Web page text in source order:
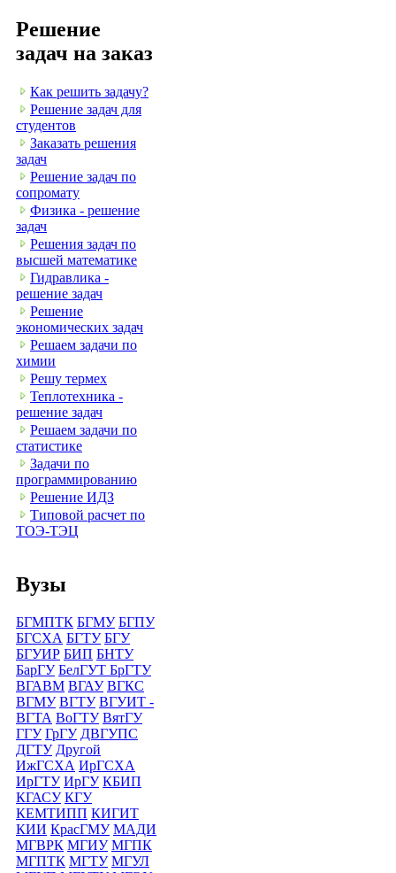
Решение
задач на заказ
Как решить задачу?
Решение задач для
студентов
Заказать решения
задач
Решение задач по
сопромату
Физика - решение
задач
Решения задач по
высшей математике
Гидравлика -
решение задач
Решение
экономических задач
Решаем задачи по
химии
Решу термех
Теплотехника -
решение задач
Решаем задачи по
статистике
Задачи по
программированию
Решение ИДЗ
Типовой расчет по
ТОЭ-ТЭЦ
Вузы
БГМПТК БГМУ БГПУ
БГСХА БГТУ БГУ
БГУИР БИП БНТУ
БарГУ БелГУТ БрГТУ
ВГАВМ ВГАУ ВГКС
ВГМУ ВГТУ ВГУИТ -
ВГТА ВоГТУ ВятГУ
ГГУ ГрГУ ДВГУПС
ДГТУ Другой
ИжГСХА ИрГСХА
ИрГТУ ИрГУ КБИП
КГАСУ КГУ
КЕМТИПП КИГИТ
КИИ КрасГМУ МАДИ
МГВРК МГИУ МГПК
МГПТК МГТУ МГУЛ